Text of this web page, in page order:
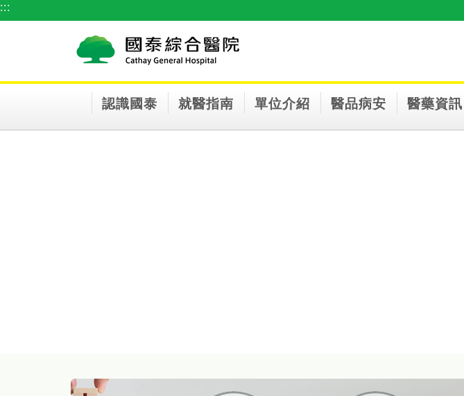
跳到主要內容區塊
:::
認識國泰 就醫指南 單位介紹 醫品病安 醫藥資訊